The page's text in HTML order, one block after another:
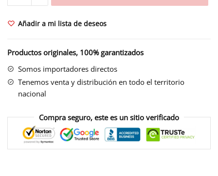
ISOLATE
LB
Añadir a mi lista de deseos
Productos originales, 100% garantizados
Somos importadores directos
Tenemos venta y distribución en todo el territorio
nacional
Compra seguro, este es un sitio verificado